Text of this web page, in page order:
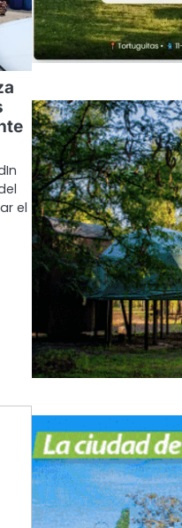
el